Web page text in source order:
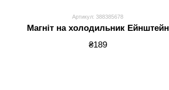
Артикул: 388385678
Магніт на холодильник Ейнштейн
₴189